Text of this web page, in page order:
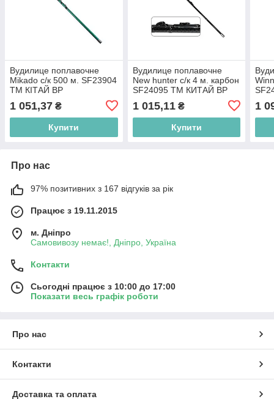
Вудилице поплавочне
Mikado с/к 500 м. SF23904
ТМ КІТАЙ BP
1 051,37 ₴
Купити
Вудилице поплавочне
New hunter с/к 4 м. карбон
SF24095 ТМ КИТАЙ BP
1 015,11₴
Купити
1
Про нас
97% позитивних з 167 відгуків за рік
Працює з 19.11.2015
м. Дніпро
Самовивозу немає!, Дніпро, Україна
Контакти
Сьогодні працює з 10:00 до 17:00
Показати весь графік роботи
Про нас
Контакти
Доставка та оплата